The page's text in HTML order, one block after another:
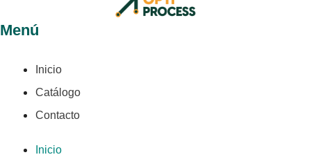
Menú
Inicio
Catálogo
Contacto
Inicio